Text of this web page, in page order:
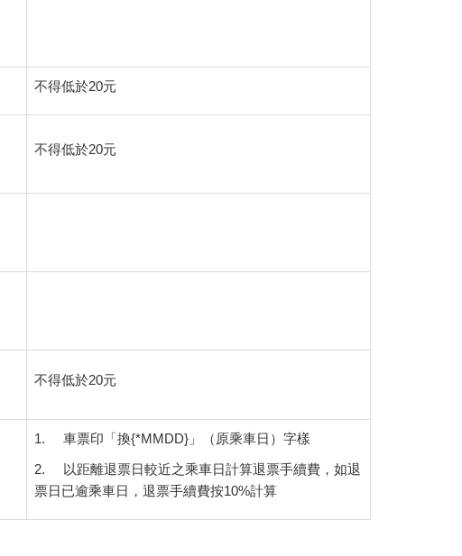
不得低於20元
不得低於20元
不得低於20元
1. 車票印「換{*MMDD}」（原乘車日）字樣
2. 以距離退票日較近之乘車日計算退票手續費，如退
票日已逾乘車日，退票手續費按10%計算